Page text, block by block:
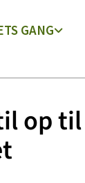
GANG
op til